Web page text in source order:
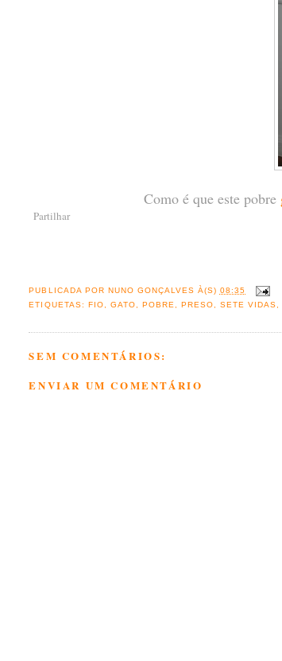
Como é que este pobre
Partilhar
PUBLICADA POR NUNO GONÇALVES À(S) 08:35
ETIQUETAS: FIO, GATO, POBRE, PRESO,SETE VIDAS
SEM COMENTÁRIOS:
ENVIAR UM COMENTÁRIO